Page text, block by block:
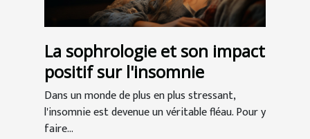
La sophrologie et son impact
positif sur l'insomnie
Dans un monde de plus en plus stressant,
l'insomnie est devenue un véritable fléau. Pour y
faire...